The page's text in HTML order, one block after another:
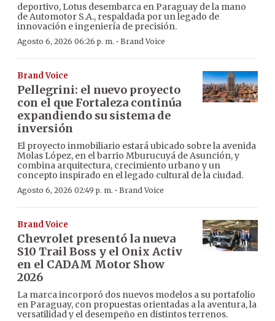
deportivo, Lotus desembarca en Paraguay de la mano
de Automotor S.A., respaldada por un legado de
innovación e ingeniería de precisión.
Agosto 6, 2026 06:26 p. m. · Brand Voice
Brand Voice
Pellegrini: el nuevo proyecto
con el que Fortaleza continúa
expandiendo su sistema de
inversión
El proyecto inmobiliario estará ubicado sobre la avenida
Molas López, en el barrio Mburucuyá de Asunción, y
combina arquitectura, crecimiento urbano y un
concepto inspirado en el legado cultural de la ciudad.
Agosto 6, 2026 02:49 p. m. · Brand Voice
Brand Voice
Chevrolet presentó la nueva
S10 Trail Boss y el Onix Activ
en el CADAM Motor Show
2026
La marca incorporó dos nuevos modelos a su portafolio
en Paraguay, con propuestas orientadas a la aventura, la
versatilidad y el desempeño en distintos terrenos.